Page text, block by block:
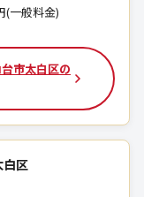
(一般料金)
市太白区の
白区